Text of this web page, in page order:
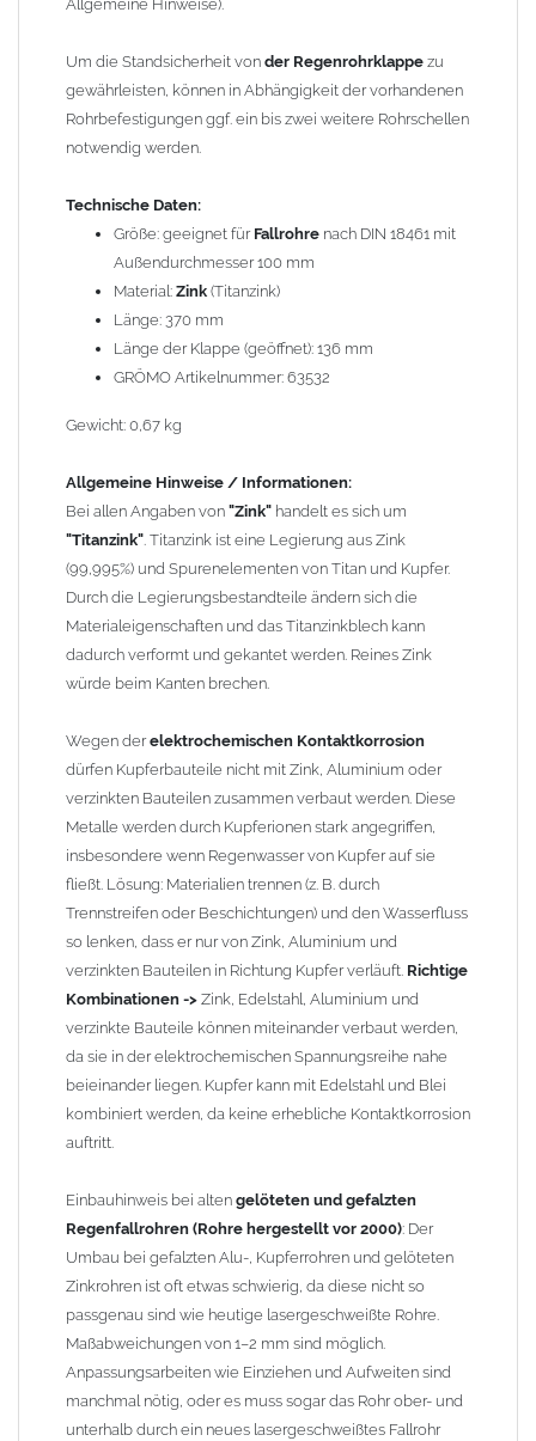
Titanzink ist eine Legierung aus Zink (99,995%) und
Legierungsbestandteile ändern sich die Materialeigenschaften
und das Titanzinkblech kann dadurch verformt und gekantet
werden. Reines Zink würde beim Kanten brechen.
Kupferbauteile nicht mit Zink, Aluminium oder verzinkten
Bauteilen zusammen verbaut werden. Diese Metalle werden
durch Kupferionen stark angegriffen, insbesondere wenn
Regenwasser von Kupfer auf sie fließt. Lösung: Materialien
trennen (z. B. durch Trennstreifen oder Beschichtungen) und den
Wasserfluss so lenken, dass er nur von Zink, Aluminium und
verzinkten Bauteilen in Richtung Kupfer verläuft.
Bauteile können miteinander verbaut werden, da sie in der
Kupfer kann mit Edelstahl und Blei kombiniert werden, da keine
erhebliche Kontaktkorrosion auftritt.
Einbauhinweis bei altengelöteten und gefalzten
Regenfallrohren (Rohre hergestellt vor 2000): Der Umbau bei
gefalzten Alu-, Kupferrohren und gelöteten Zinkrohren ist oft
etwas schwierig, da diese nicht so passgenau sind wie heutige
lasergeschweißte Rohre. Maßabweichungen von 1–2 mm sind
manchmal nötig, oder es muss sogar das Rohr ober- und
unterhalb durch ein neues lasergeschweißtes Fallrohr ersetzt
werden.
Zusammenbau vonMetall-Regenfallrohren mit KG- und HT-
Rohren: Der direkte Zusammenbau von Metall- und
Kunststoffrohren ist aufgrund der unterschiedlichen
Wandstärken nur eingeschränkt möglich. Zu diesem Zweck
führen wir einige Adapter in unserem Sortiment. Bei Fragen
stehen wir Ihnen gern zur Verfügung.
Allgemeine Hinweise).
Um die Standsicherheit von der Regenrohrklappe zu
gewährleisten, können in Abhängigkeit der vorhandenen
Rohrbefestigungen ggf. ein bis zwei weitere Rohrschellen
notwendig werden.
Technische Daten:
Größe: geeignet für Fallrohre nach DIN 18461 mit
Außendurchmesser 100 mm
Material: Zink (Titanzink)
Länge: 370 mm
Länge der Klappe (geöffnet): 136 mm
GRÖMO Artikelnummer: 63532
Gewicht: 0,67 kg
Allgemeine Hinweise / Informationen:
Bei allen Angaben von "Zink" handelt es sich um
"Titanzink". Titanzink ist eine Legierung aus Zink
(99,995%) und Spurenelementen von Titan und Kupfer.
Durch die Legierungsbestandteile ändern sich die
Materialeigenschaften und das Titanzinkblech kann
dadurch verformt und gekantet werden. Reines Zink
würde beim Kanten brechen.
Wegen derelektrochemischen Kontaktkorrosion
dürfen Kupferbauteile nicht mit Zink, Aluminium oder
verzinkten Bauteilen zusammen verbaut werden. Diese
Metalle werden durch Kupferionen stark angegriffen,
insbesondere wenn Regenwasser von Kupfer auf sie
fließt. Lösung: Materialien trennen (z. B. durch
Trennstreifen oder Beschichtungen) und den Wasserfluss
so lenken, dass er nur von Zink, Aluminium und
verzinkten Bauteilen in Richtung Kupfer verläuft. Richtige
Kombinationen -> Zink, Edelstahl, Aluminium und
verzinkte Bauteile können miteinander verbaut werden,
da sie in der elektrochemischen Spannungsreihe nahe
beieinander liegen. Kupfer kann mit Edelstahl und Blei
kombiniert werden, da keine erhebliche Kontaktkorrosion
auftritt.
Einbauhinweis bei alten gelöteten und gefalzten
Regenfallrohren (Rohre hergestellt vor 2000): Der
Umbau bei gefalzten Alu-, Kupferrohren und gelöteten
Zinkrohren ist oft etwas schwierig, da diese nicht so
passgenau sind wie heutige lasergeschweißte Rohre.
Maßabweichungen von 1–2 mm sind möglich.
Anpassungsarbeiten wie Einziehen und Aufweiten sind
manchmal nötig, oder es muss sogar das Rohr ober- und
unterhalb durch ein neues lasergeschweißtes Fallrohr